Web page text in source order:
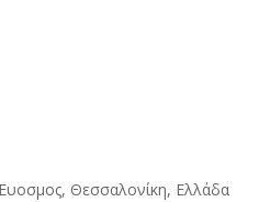
Θεσσαλονίκη, Ελλάδα